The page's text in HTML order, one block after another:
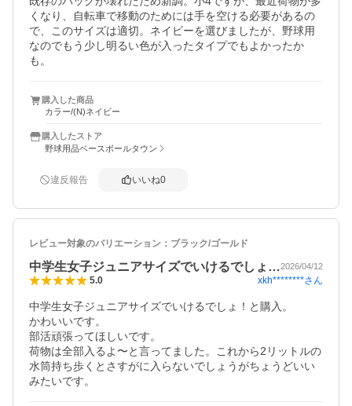
くなり、自転車で移動のためには手を空ける必要があるの
で、このサイズは適切。ネイビーを選びましたが、野球用
なのでもう少し明るい色が入ったタイプでもよかったか
も。
購入した商品
カラー/(N)ネイビー
購入したストア
野球用品ベースボールタウン
違反報告 いいね0
レビュー対象のバリエーション： ブラック/ゴールド
中学生女子ジュニアサイズでいけるでしょ…2026/04/12
5.0 xkh********さん
中学生女子ジュニアサイズでいけるでしょ！と購入。
かわいいです。
部活頑張ってほしいです。
荷物は全部入るよ〜と言ってました。これから2リットルの
水筒持ち歩くとさすがに入らないでしょうがちょうどいい
みたいです。